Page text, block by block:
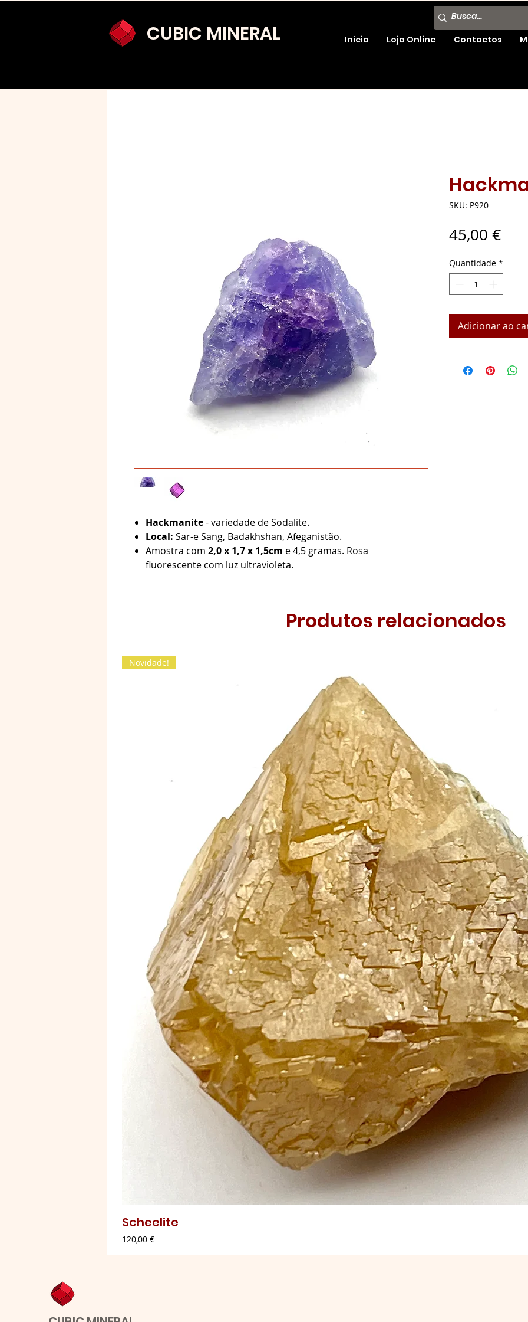
CUBIC MINERAL Início Loja Online Contactos
Hackmanite- variedade de Sodalite.
Local: Sar-e Sang, Badakhshan, Afeganistão.
Amostra com 2,0 x 1,7 x 1,5cm e 4,5 gramas. Rosa
fluorescente com luz ultravioleta.
SKU: P920
45,00 €
Quantidade *
Adicionar ao
Produtos relacionados
Novidade!
Scheelite
Preço
120,00 €